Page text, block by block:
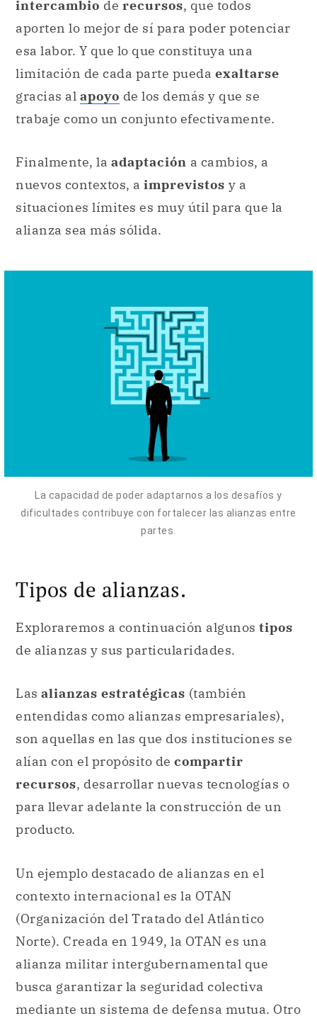
intercambio de recursos, que todos
aporten lo mejor de sí para poder potenciar
esa labor. Y que lo que constituya una
limitación de cada parte pueda exaltarse
gracias al apoyo de los demás y que se
trabaje como un conjunto efectivamente.
Finalmente, la adaptación a cambios, a
nuevos contextos, a imprevistos y a
situaciones límites es muy útil para que la
alianza sea más sólida.
La capacidad de poder adaptarnos a los desafíos y
dificultades contribuye con fortalecer las alianzas entre
partes.
Tipos de alianzas.
Exploraremos a continuación algunos tipos
de alianzas y sus particularidades.
Las alianzas estratégicas (también
entendidas como alianzas empresariales),
son aquellas en las que dos instituciones se
alían con el propósito de compartir
recursos, desarrollar nuevas tecnologías o
para llevar adelante la construcción de un
producto.
Un ejemplo destacado de alianzas en el
contexto internacional es la OTAN
(Organización del Tratado del Atlántico
Norte). Creada en 1949, la OTAN es una
alianza militar intergubernamental que
busca garantizar la seguridad colectiva
mediante un sistema de defensa mutua. Otro